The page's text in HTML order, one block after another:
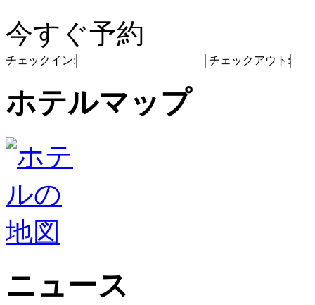
今すぐ予約
チェックイン: チェックアウト:
ホテルマップ
ニュース